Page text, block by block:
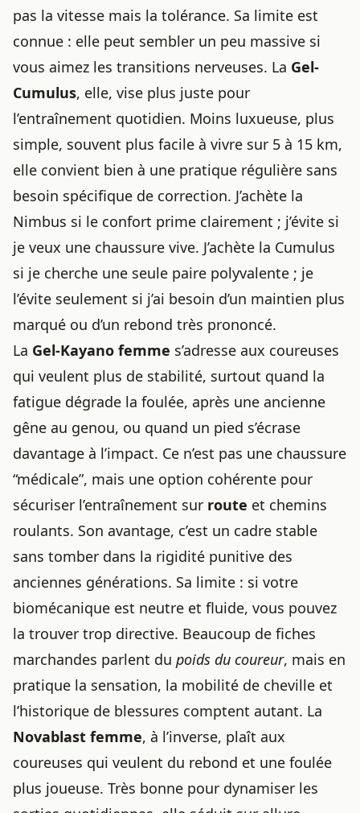
pas la vitesse mais la tolérance. Sa limite est
connue : elle peut sembler un peu massive si
vous aimez les transitions nerveuses. La Gel-
Cumulus, elle, vise plus juste pour
l’entraînement quotidien. Moins luxueuse, plus
simple, souvent plus facile à vivre sur 5 à 15 km,
elle convient bien à une pratique régulière sans
besoin spécifique de correction. J’achète la
Nimbus si le confort prime clairement ; j’évite si
je veux une chaussure vive. J’achète la Cumulus
si je cherche une seule paire polyvalente ; je
l’évite seulement si j’ai besoin d’un maintien plus
marqué ou d’un rebond très prononcé.
La Gel-Kayano femme s’adresse aux coureuses
qui veulent plus de stabilité, surtout quand la
fatigue dégrade la foulée, après une ancienne
gêne au genou, ou quand un pied s’écrase
davantage à l’impact. Ce n’est pas une chaussure
“médicale”, mais une option cohérente pour
sécuriser l’entraînement sur route et chemins
roulants. Son avantage, c’est un cadre stable
sans tomber dans la rigidité punitive des
anciennes générations. Sa limite : si votre
biomécanique est neutre et fluide, vous pouvez
la trouver trop directive. Beaucoup de fiches
marchandes parlent du poids du coureur, mais en
pratique la sensation, la mobilité de cheville et
l’historique de blessures comptent autant. La
Novablast femme, à l’inverse, plaît aux
coureuses qui veulent du rebond et une foulée
plus joueuse. Très bonne pour dynamiser les